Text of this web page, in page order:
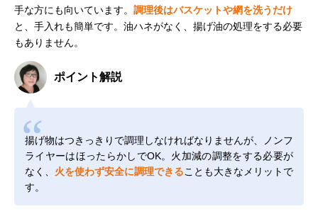
手な方にも向いています。 調理後はバスケットや網を洗うだけ
と、手入れも簡単です。油ハネがなく、揚げ油の処理をする必要
もありません。
ポイント解説
揚げ物はつきっきりで調理しなければなりませんが、ノンフ
ライヤーはほったらかしでOK。火加減の調整をする必要が
なく、 火を使わず安全に調理できることも大きなメリットで
す。